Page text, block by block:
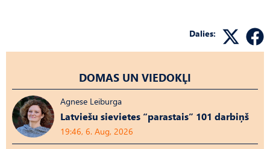
Dalies:
DOMAS UN VIEDOKĻI
Agnese Leiburga
Latviešu sievietes “parastais” 101 darbiņš
19:46, 6. Aug, 2026